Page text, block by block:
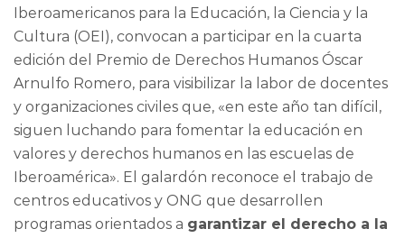
Iberoamericanos para la Educación, la Ciencia y la
Cultura (OEI), convocan a participar en la cuarta
edición del Premio de Derechos Humanos Óscar
Arnulfo Romero, para visibilizar la labor de docentes
y organizaciones civiles que, «en este año tan difícil,
siguen luchando para fomentar la educación en
valores y derechos humanos en las escuelas de
Iberoamérica». El galardón reconoce el trabajo de
centros educativos y ONG que desarrollen
programas orientados a garantizar el derecho a la